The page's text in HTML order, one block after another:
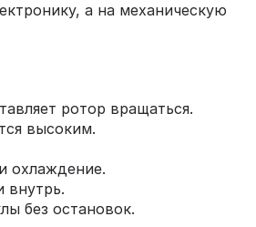
а на механическую
ротор вращаться.
высоким.
охлаждение.
внутрь.
без остановок.